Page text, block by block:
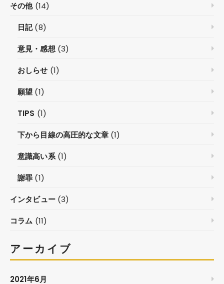
その他(14)
日記(8)
意見・感想(3)
おしらせ (1)
願望 (1)
TIPS (1)
下から目線の高圧的な文章(1)
意識高い系(1)
謝罪 (1)
インタビュー(3)
コラム (11)
アーカイブ
2021年6月